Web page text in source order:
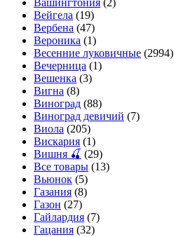
Вашингтония (2)
Вейгела (19)
Вербена (47)
Вероника (1)
Весенние луковичные (2994)
Вечерница (1)
Вешенка (3)
Вигна (8)
Виноград (88)
Виноград девичий (7)
Виола (205)
Вискария (1)
Вишня 🍒 (29)
Все товары (13)
Вьюнок (5)
Газания (8)
Газон (27)
Гайлардия (7)
Гацания (32)